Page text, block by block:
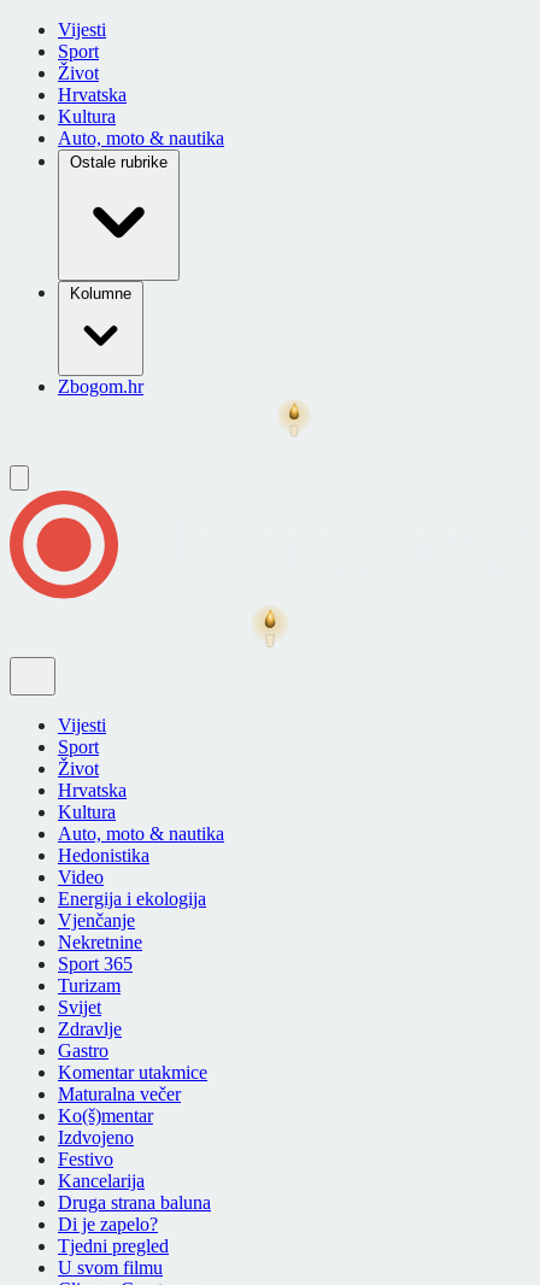
Vijesti
Sport
Život
Hrvatska
Kultura
Auto, moto & nautika
Ostale rubrike
Kolumne
Zbogom.hr
Vijesti
Sport
Život
Hrvatska
Kultura
Auto, moto & nautika
Hedonistika
Video
Energija i ekologija
Vjenčanje
Nekretnine
Sport 365
Turizam
Svijet
Zdravlje
Gastro
Komentar utakmice
Maturalna večer
Ko(š)mentar
Izdvojeno
Festivo
Kancelarija
Druga strana baluna
Di je zapelo?
Tjedni pregled
U svom filmu